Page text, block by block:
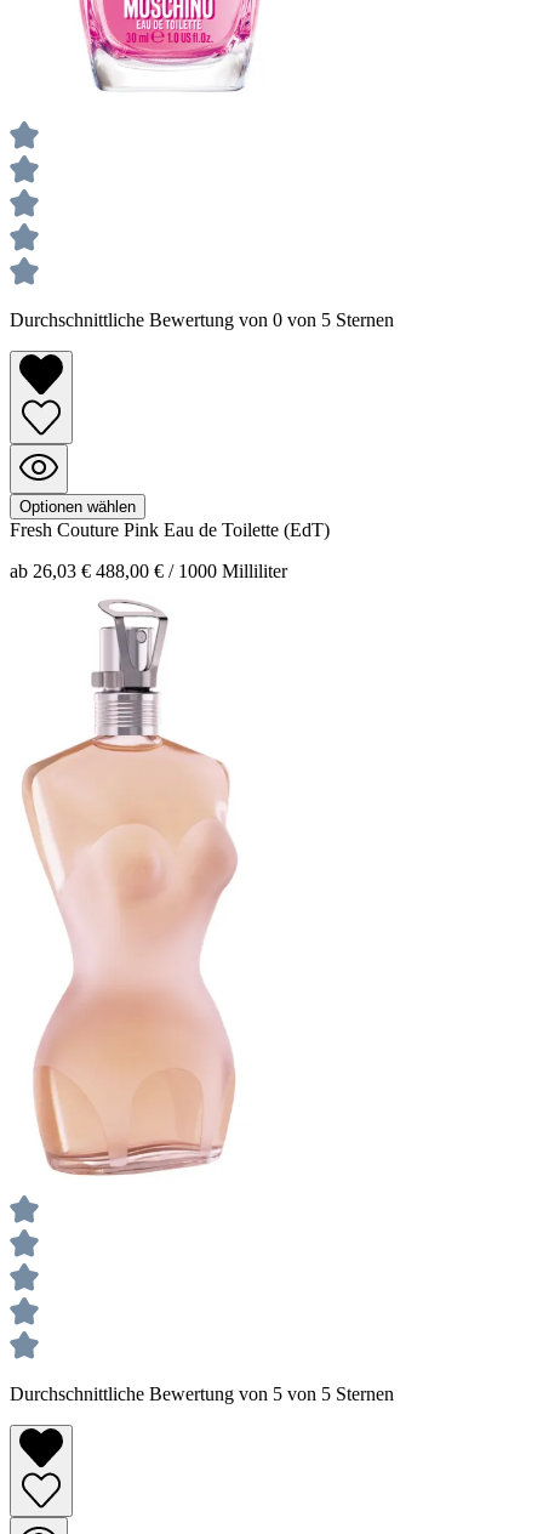
Durchschnittliche Bewertung von 0 von 5 Sternen
Optionen wählen
Fresh Couture Pink Eau de Toilette (EdT)
ab 26,03 € 488,00 € / 1000 Milliliter
Durchschnittliche Bewertung von 5 von 5 Sternen